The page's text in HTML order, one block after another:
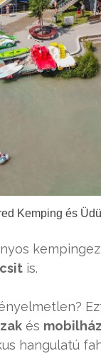
Kemping és
is.
és
hangulatú